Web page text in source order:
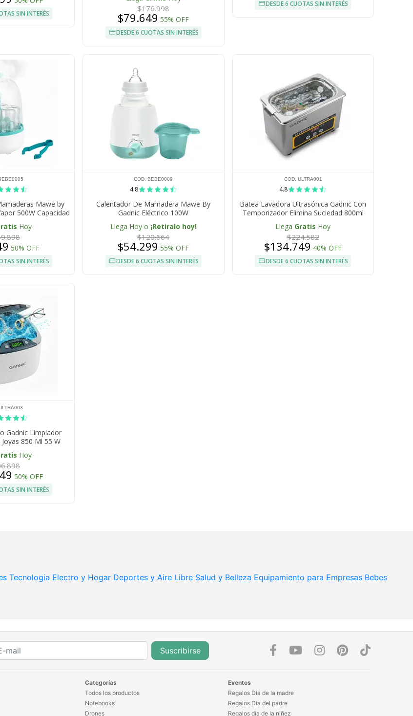
SIN INTERÉS
$176.998
$79.649 55% OFF
DESDE 6 CUOTAS SIN INTERÉS
DESDE 6 CUOTAS SIN INTERÉS
Mawe by
500W Capacidad
Hoy
50% OFF
SIN INTERÉS
COD. BEBE0009
4.8
Calentador De Mamadera Mawe By
Gadnic Eléctrico 100W
Llega Hoy o ¡Retiralo hoy!
$120.664
$54.299 55% OFF
DESDE 6 CUOTAS SIN INTERÉS
COD. ULTRA001
4.8
Batea Lavadora Ultrasónica Gadnic Con
Temporizador Elimina Suciedad 800ml
Llega Gratis Hoy
$224.582
$134.749 40% OFF
DESDE 6 CUOTAS SIN INTERÉS
Gadnic Limpiador
850 Ml 55 W
Digital
Hoy
50% OFF
SIN INTERÉS
Tecnologia Electro y Hogar Deportes y Aire Libre Salud y Belleza Equipamiento para Empresas Bebes
Suscribirse
Categorías
Todos los productos
Notebooks
Drones
Eventos
Regalos Día de la madre
Regalos Día del padre
Regalos día de la niñez